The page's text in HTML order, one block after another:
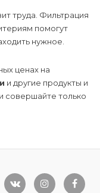
труда. Фильтрация
помогут
нужное.
ценах на
и другие продукты и
совершайте только